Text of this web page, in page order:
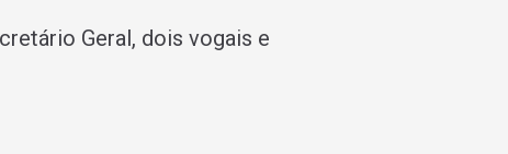
Geral, dois vogais e